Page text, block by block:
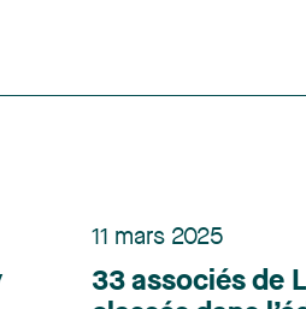
11 mars 2025
33 associés de